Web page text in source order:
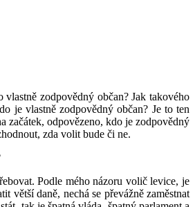
zodpovědný občan? Jak takového
je vlastně zodpovědný občan? Je to ten
začátek, odpovězeno, kdo je zodpovědný
, zda volit bude či ne.
Podle mého názoru volič levice, je
větší daně, nechá se převážně zaměstnat